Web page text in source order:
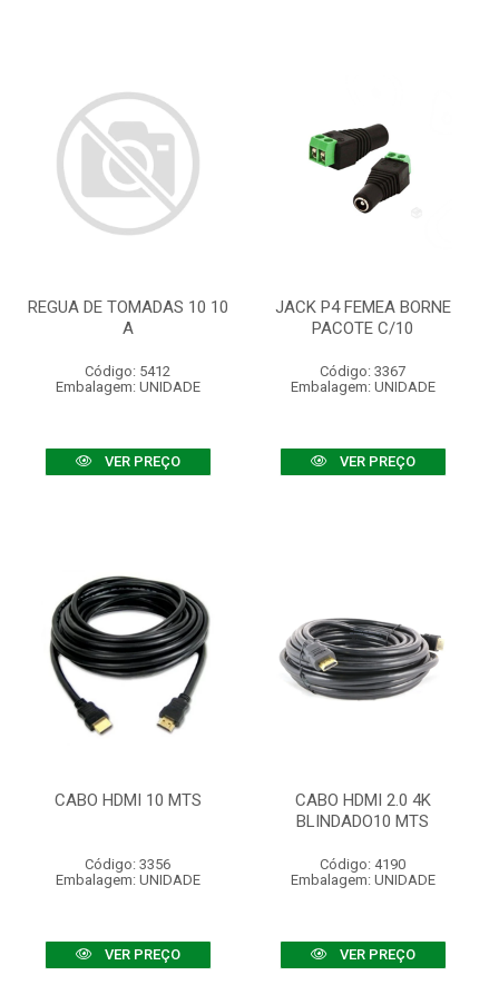
REGUA DE TOMADAS 10 10
A
Código: 5412
Embalagem: UNIDADE
VER PREÇO
JACK P4 FEMEA BORNE
PACOTE C/10
Código: 3367
Embalagem: UNIDADE
VER PREÇO
CABO HDMI 10 MTS
Código: 3356
Embalagem: UNIDADE
VER PREÇO
CABO HDMI 2.0 4K
BLINDADO10 MTS
Código: 4190
Embalagem: UNIDADE
VER PREÇO